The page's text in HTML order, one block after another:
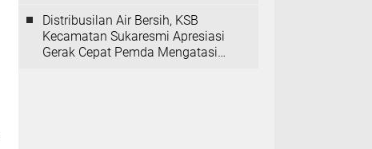
Distribusilan Air Bersih, KSB
Kecamatan Sukaresmi Apresiasi
Gerak Cepat Pemda Mengatasi